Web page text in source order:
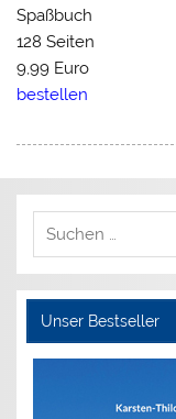
Spaßbuch
128 Seiten
9,99 Euro
bestellen
Unser Bestseller